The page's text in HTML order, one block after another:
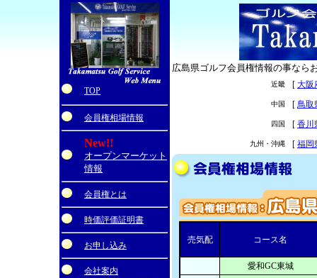
TOP
会員権相場情報
New!!
オープンマーケット
情報
会員権とは
時価評価証明書
お申し込み
会社案内
広島県ゴルフ会員権情報の事なら
近畿 [ 大阪
中国 [ 鳥取
四国 [ 香川
九州・沖縄 [ 福岡
売気配 コース名
愛和GC東城